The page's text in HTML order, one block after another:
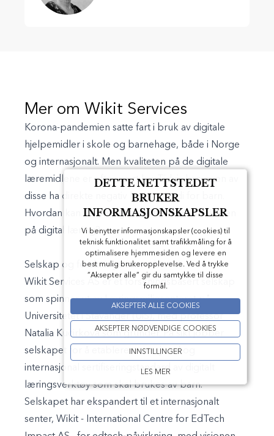
Mer om Wikit Services
Korona-pandemien satte fart i bruk av digitale
hjelpemidler i skole og barnehage, både i Norge
og internasjonalt. Men kvaliteten på de digitale
læremidlene er ofte svært lav. Tidvis kan noen av
disse ha direkte negativ læringsverdi for barn.
Hvordan kan forskning bidra til å heve kvaliteten
på digital læring?
Selskap og forskningsnettverk
Wikit Services AS er et forskningsbasert selskap
som spinner ut av Læringsmiljøsenteret på
Universitetet i Stavanger (UiS), med professor
Natalia Kucirkova som gründer. På sikt jobber
selskapet for å etablere en nasjonal og
internasjonal sertifiseringstandard av digitalt
læringsverktøy som skal brukes av barn.
Selskapet har ekspandert til et internasjonalt
senter, Wikit - International Centre for EdTech
DETTE NETTSTEDET
BRUKER
INFORMASJONSKAPSLER
Vi benytter informasjonskapsler (cookies) til
teknisk funktionalitet samt trafikkmåling for å
optimalisere hjemmesiden og levere en
best mulig brukeropplevelse. Ved å trykke
”Aksepter alle” gir du samtykke til disse
formål.
AKSEPTER ALLE COOKIES
AKSEPTER NØDVENDIGE COOKIES
INNSTILLINGER
LES MER